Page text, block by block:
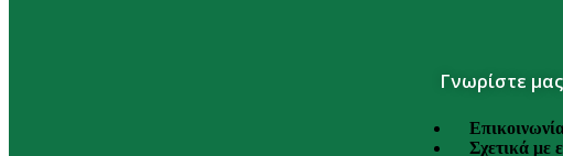
Γνωρίστε μας
Σχετικά με